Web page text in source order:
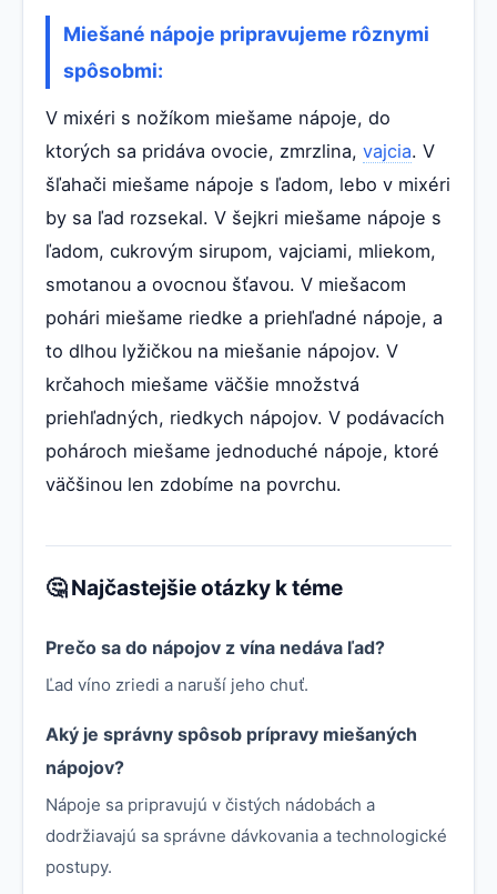
Miešané nápoje pripravujeme rôznymi
spôsobmi:
V mixéri s nožíkom miešame nápoje, do
ktorých sa pridáva ovocie, zmrzlina, vajcia. V
šľahači miešame nápoje s ľadom, lebo v mixéri
by sa ľad rozsekal. V šejkri miešame nápoje s
ľadom, cukrovým sirupom, vajciami, mliekom,
smotanou a ovocnou šťavou. V miešacom
pohári miešame riedke a priehľadné nápoje, a
to dlhou lyžičkou na miešanie nápojov. V
krčahoch miešame väčšie množstvá
priehľadných, riedkych nápojov. V podávacích
pohároch miešame jednoduché nápoje, ktoré
väčšinou len zdobíme na povrchu.
🤔 Najčastejšie otázky k téme
Prečo sa do nápojov z vína nedáva ľad?
Ľad víno zriedi a naruší jeho chuť.
Aký je správny spôsob prípravy miešaných
nápojov?
Nápoje sa pripravujú v čistých nádobách a
dodržiavajú sa správne dávkovania a technologické
postupy.